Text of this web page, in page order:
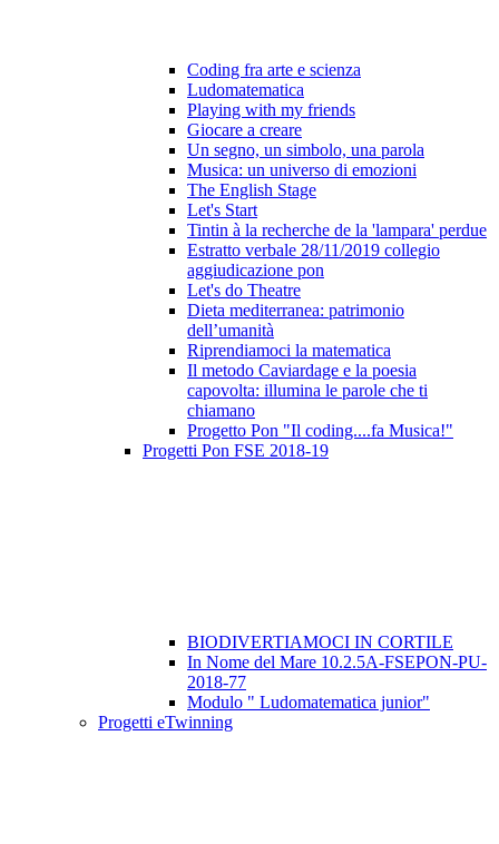
Coding fra arte e scienza
Ludomatematica
Playing with my friends
Giocare a creare
Un segno, un simbolo, una parola
Musica: un universo di emozioni
The English Stage
Let's Start
Tintin à la recherche de la 'lampara' perdue
Estratto verbale 28/11/2019 collegio
aggiudicazione pon
Let's do Theatre
Dieta mediterranea: patrimonio
dell’umanità
Riprendiamoci la matematica
Il metodo Caviardage e la poesia
capovolta: illumina le parole che ti
chiamano
Progetto Pon "Il coding....fa Musica!"
Progetti Pon FSE 2018-19
BIODIVERTIAMOCI IN CORTILE
In Nome del Mare 10.2.5A-FSEPON-PU-
2018-77
Modulo " Ludomatematica junior"
Progetti eTwinning